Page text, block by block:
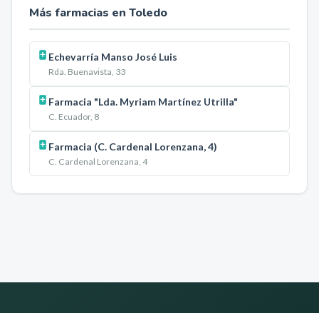
Más farmacias en Toledo
Echevarría Manso José Luis
Rda. Buenavista, 33
Farmacia "Lda. Myriam Martínez Utrilla"
C. Ecuador, 8
Farmacia (C. Cardenal Lorenzana, 4)
C. Cardenal Lorenzana, 4